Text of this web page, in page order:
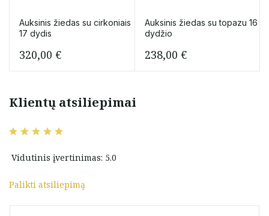
Auksinis žiedas su cirkoniais
17 dydis
320,00 €
Auksinis žiedas su topazu 16
dydžio
238,00 €
Klientų atsiliepimai
Vidutinis įvertinimas: 5.0
Palikti atsiliepimą